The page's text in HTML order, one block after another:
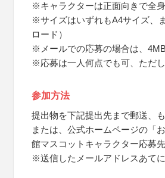
※キャラクターは正面向きで全
※サイズはいずれもA4サイズ、
ロード）
※メールでの応募の場合は、
※応募は一人何点でも可、ただ
参加方法
提出物を下記提出先まで郵送、
または、公式ホームページの「
館マスコットキャラクター応募
※送信したメールアドレスあて